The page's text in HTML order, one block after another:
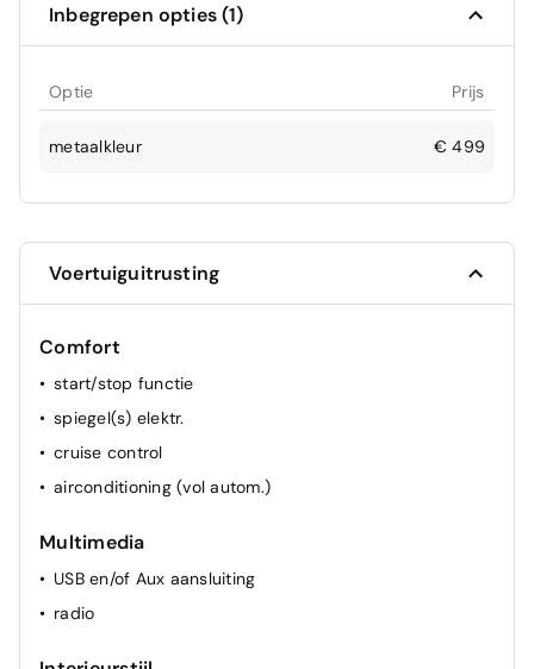
Inbegrepen opties (1)
Optie Prijs
metaalkleur € 499
Voertuiguitrusting
Comfort
start/stop functie
spiegel(s) elektr.
cruise control
airconditioning (vol autom.)
Multimedia
USB en/of Aux aansluiting
radio